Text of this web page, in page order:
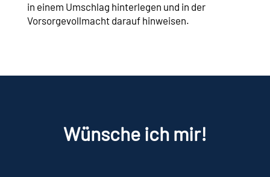
in einem Umschlag hinterlegen und in der
Vorsorgevollmacht darauf hinweisen.
Wünsche ich mir!